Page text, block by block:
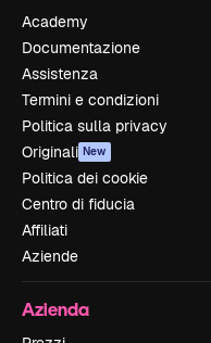
Academy
Documentazione
Assistenza
Termini e condizioni
Politica sulla privacy
Originali New
Politica dei cookie
Centro di fiducia
Affiliati
Aziende
Azienda